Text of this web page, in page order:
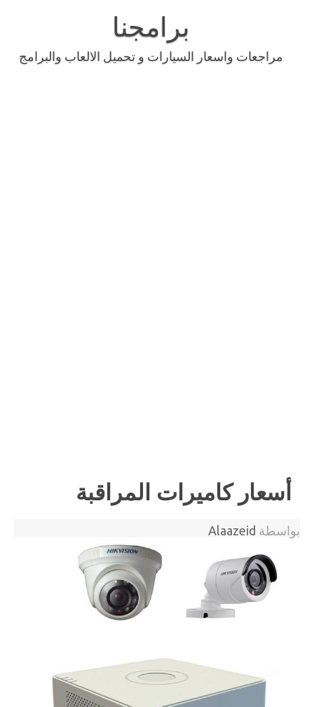
برامجنا
مراجعات واسعار السيارات و تحميل الالعاب والبرامج
أسعار كاميرات المراقبة
بواسطة Alaazeid